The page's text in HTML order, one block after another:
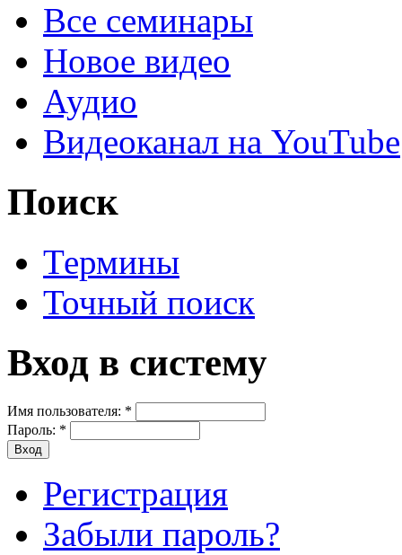
Все семинары
Новое видео
Аудио
Видеоканал на YouTube
Поиск
Термины
Точный поиск
Вход в систему
Имя пользователя: *
Пароль: *
Регистрация
Забыли пароль?